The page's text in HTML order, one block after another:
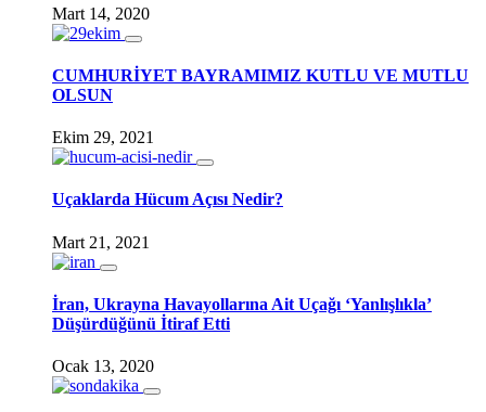
Mart 14, 2020
CUMHURİYET BAYRAMIMIZ KUTLU VE MUTLU
OLSUN
Ekim 29, 2021
Uçaklarda Hücum Açısı Nedir?
Mart 21, 2021
İran, Ukrayna Havayollarına Ait Uçağı ‘Yanlışlıkla’
Düşürdüğünü İtiraf Etti
Ocak 13, 2020